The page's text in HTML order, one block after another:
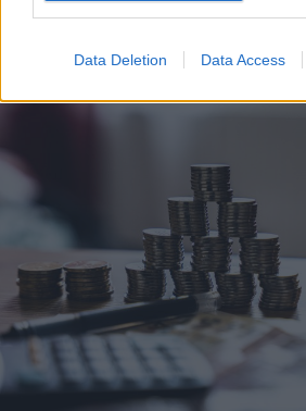
Data Deletion Data Access
A rovat további